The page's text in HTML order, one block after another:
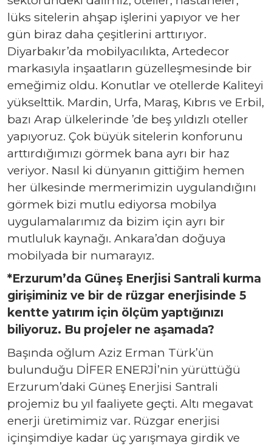
lüks sitelerin ahşap işlerini yapıyor ve her
gün biraz daha çeşitlerini arttırıyor.
Diyarbakır’da mobilyacılıkta, Artedecor
markasıyla inşaatların güzelleşmesinde bir
emeğimiz oldu. Konutlar ve otellerde Kaliteyi
yükselttik. Mardin, Urfa, Maraş, Kıbrıs ve Erbil,
bazı Arap ülkelerinde ’de beş yıldızlı oteller
yapıyoruz. Çok büyük sitelerin konforunu
arttırdığımızı görmek bana ayrı bir haz
veriyor. Nasıl ki dünyanın gittiğim hemen
her ülkesinde mermerimizin uygulandığını
görmek bizi mutlu ediyorsa mobilya
uygulamalarımız da bizim için ayrı bir
mutluluk kaynağı. Ankara’dan doğuya
mobilyada bir numarayız.
*Erzurum’da Güneş Enerjisi Santrali kurma
girişiminiz ve bir de rüzgar enerjisinde 5
kentte yatırım için ölçüm yaptığınızı
biliyoruz. Bu projeler ne aşamada?
Başında oğlum Aziz Erman Türk’ün
bulunduğu DİFER ENERJİ’nin yürüttüğü
Erzurum’daki Güneş Enerjisi Santrali
projemiz bu yıl faaliyete geçti. Altı megavat
enerji üretimimiz var. Rüzgar enerjisi
içinşimdiye kadar üç yarışmaya girdik ve